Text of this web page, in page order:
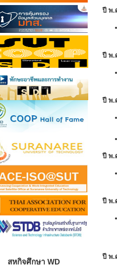
สหกิจศึกษา WD
ปี พ.
ปี พ
ปี พ
ปี พ
ปี พ
ปี พ